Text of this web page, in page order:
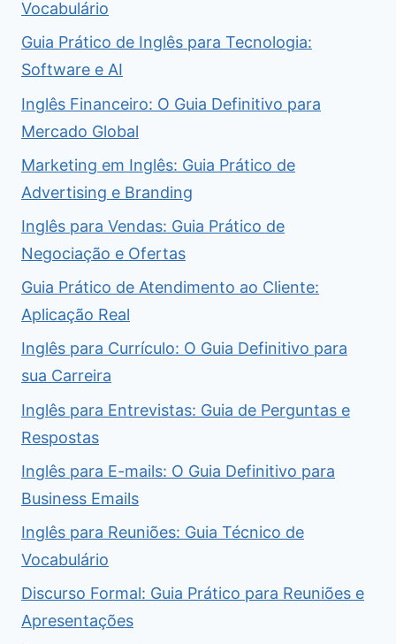
Vocabulário
Guia Prático de Inglês para Tecnologia:
Software e AI
Inglês Financeiro: O Guia Definitivo para
Mercado Global
Marketing em Inglês: Guia Prático de
Advertising e Branding
Inglês para Vendas: Guia Prático de
Negociação e Ofertas
Guia Prático de Atendimento ao Cliente:
Aplicação Real
Inglês para Currículo: O Guia Definitivo para
sua Carreira
Inglês para Entrevistas: Guia de Perguntas e
Respostas
Inglês para E-mails: O Guia Definitivo para
Business Emails
Inglês para Reuniões: Guia Técnico de
Vocabulário
Discurso Formal: Guia Prático para Reuniões e
Apresentações